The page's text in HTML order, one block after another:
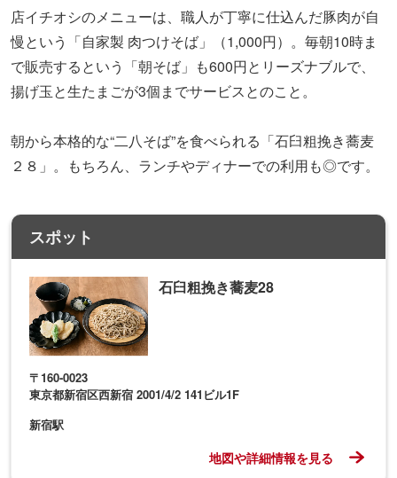
店イチオシのメニューは、職人が丁寧に仕込んだ豚肉が自
慢という「自家製 肉つけそば」（1,000円）。毎朝10時ま
で販売するという「朝そば」も600円とリーズナブルで、
揚げ玉と生たまごが3個までサービスとのこと。
朝から本格的な“二八そば”を食べられる「石臼粗挽き蕎麦
２８」。もちろん、ランチやディナーでの利用も◎です。
スポット
石臼粗挽き蕎麦28
〒160-0023
東京都新宿区西新宿 2001/4/2 141ビル1F
新宿駅
地図や詳細情報を見る